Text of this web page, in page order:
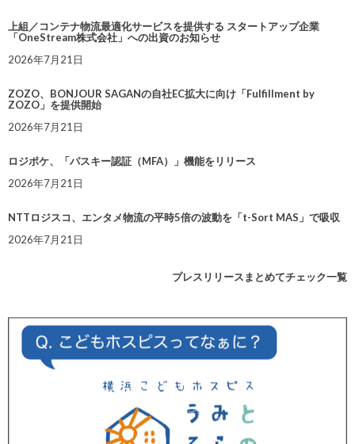
上組／コンテナ物流最適化サービスを提供する スタートアップ企業
「OneStream株式会社」への出資のお知らせ
2026年7月21日
ZOZO、BONJOUR SAGANの自社EC拡大に向け「Fulfillment by
ZOZO」を提供開始
2026年7月21日
ロジポケ、「パスキー認証（MFA）」機能をリリース
2026年7月21日
NTTロジスコ、エンタメ物流の平時5倍の波動を「t-Sort MAS」で吸収
2026年7月21日
プレスリリースまとめてチェック一覧